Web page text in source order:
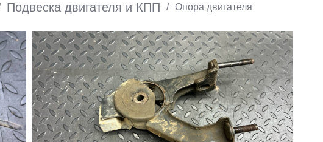
Подвеска двигателя и КПП / Опора двигателя